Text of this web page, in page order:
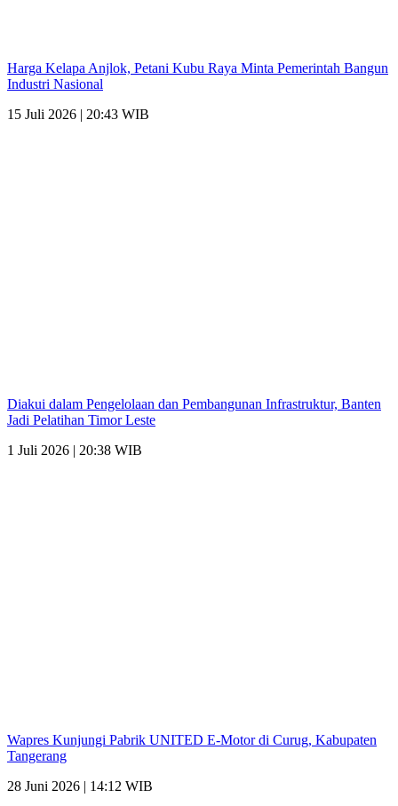
Harga Kelapa Anjlok, Petani Kubu Raya Minta Pemerintah Bangun
Industri Nasional
15 Juli 2026 | 20:43 WIB
Diakui dalam Pengelolaan dan Pembangunan Infrastruktur, Banten
Jadi Pelatihan Timor Leste
1 Juli 2026 | 20:38 WIB
Wapres Kunjungi Pabrik UNITED E-Motor di Curug, Kabupaten
Tangerang
28 Juni 2026 | 14:12 WIB